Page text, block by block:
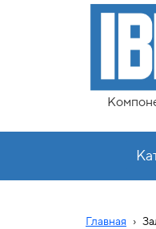
Главная ›